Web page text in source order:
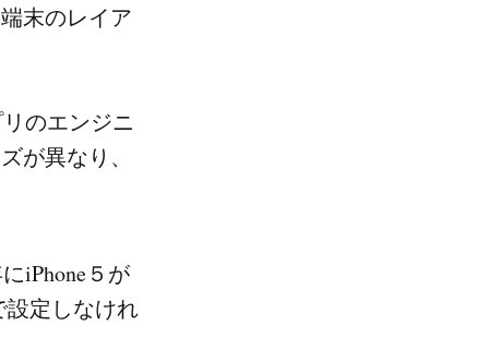
末のレイア
のエンジニ
が異なり、
iPhone５が
設定しなけれ